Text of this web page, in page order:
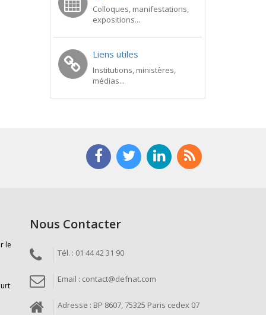
Colloques, manifestations,
expositions...
Liens utiles
Institutions, ministères,
médias...
le
Nous Contacter
Tél. : 01 44 42 31 90
Email : contact@defnat.com
Adresse : BP 8607, 75325 Paris cedex 07